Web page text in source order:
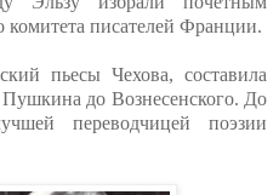
комитета писателей Франции.
пьесы Чехова, составила
до Вознесенского. До
переводчицей поэзии